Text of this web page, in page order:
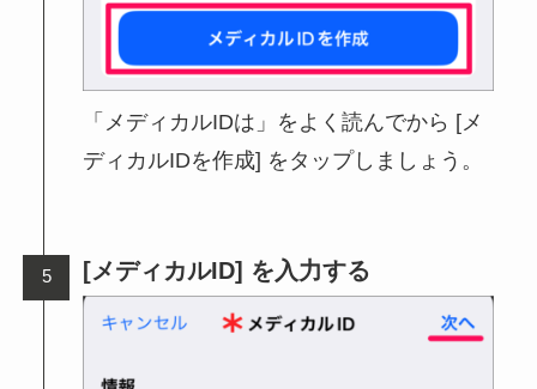
「メディカルIDは」をよく読んでから [メ
ディカルIDを作成] をタップしましょう。
[メディカルID] を入力する